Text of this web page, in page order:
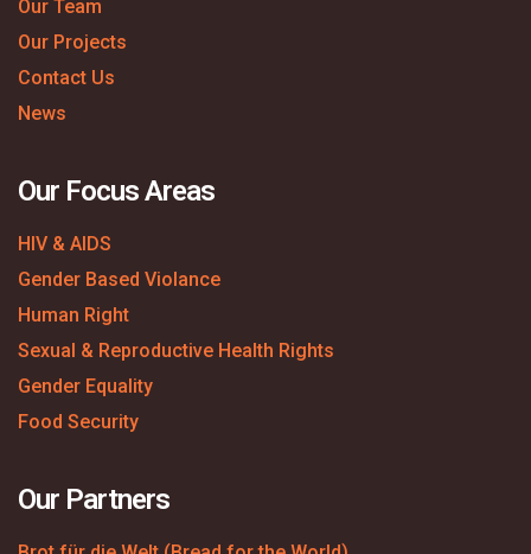
Our Team
Our Projects
Contact Us
News
Our Focus Areas
HIV & AIDS
Gender Based Violance
Human Right
Sexual & Reproductive Health Rights
Gender Equality
Food Security
Our Partners